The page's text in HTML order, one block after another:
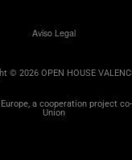
Aviso Legal
© 2026 OPEN HOUSE
a cooperation project
Union